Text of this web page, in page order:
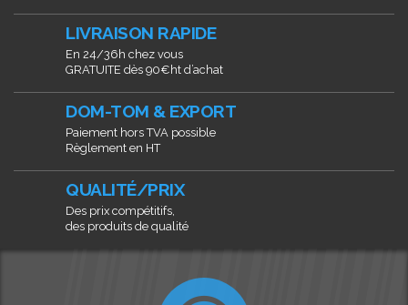
LIVRAISON RAPIDE
En 24/36h chez vous
GRATUITE dès 90€ht d’achat
DOM-TOM & EXPORT
Paiement hors TVA possible
Règlement en HT
QUALITÉ/PRIX
Des prix compétitifs,
des produits de qualité